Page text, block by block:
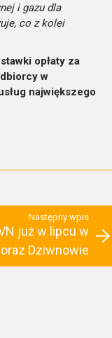
i gazu dla
co z kolei
opłaty za
w
największego
Następny wpis
już w lipcu w
Dziwnowie